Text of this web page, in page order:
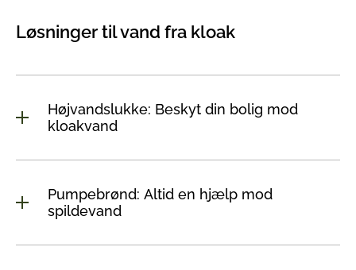
Løsninger til vand fra kloak
Højvandslukke: Beskyt din bolig mod
kloakvand
Pumpebrønd: Altid en hjælp mod
spildevand